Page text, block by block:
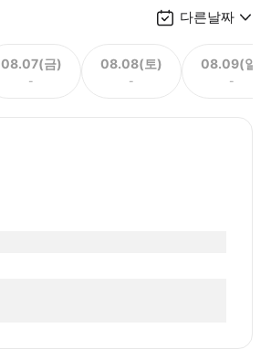
다른날짜
08.07(금)
-
08.08(토)
-
08.09(일)
-